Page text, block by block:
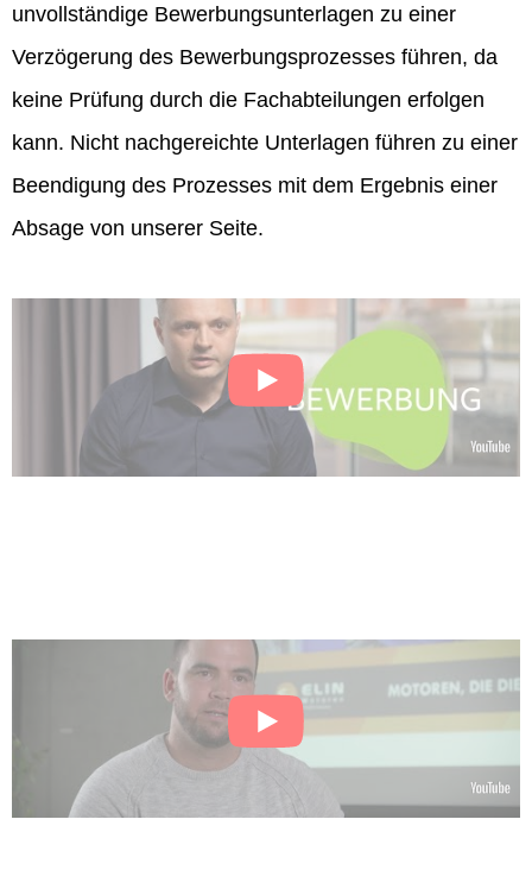
unvollständige Bewerbungsunterlagen zu einer
Verzögerung des Bewerbungsprozesses führen, da
keine Prüfung durch die Fachabteilungen erfolgen
kann. Nicht nachgereichte Unterlagen führen zu einer
Beendigung des Prozesses mit dem Ergebnis einer
Absage von unserer Seite.